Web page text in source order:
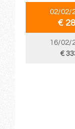
02/02/
€
16/02/
€